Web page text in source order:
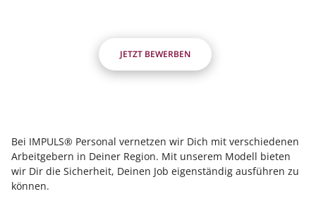
JETZT BEWERBEN
Bei IMPULS® Personal vernetzen wir Dich mit verschiedenen
Arbeitgebern in Deiner Region. Mit unserem Modell bieten
wir Dir die Sicherheit, Deinen Job eigenständig ausführen zu
können.